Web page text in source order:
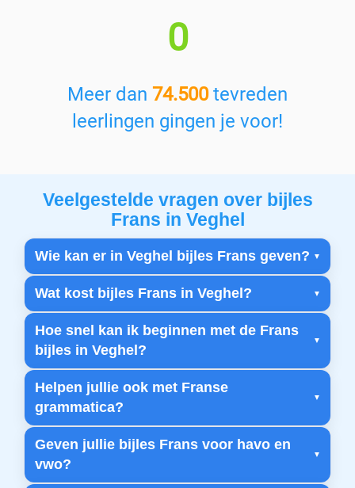
0
Meer dan 74.500tevreden
leerlingen gingen je voor!
Veelgestelde vragen over bijles
Frans in Veghel
Wie kan er in Veghel bijles Frans geven?
Wat kost bijles Frans in Veghel?
Hoe snel kan ik beginnen met de Frans
bijles in Veghel?
Helpen jullie ook met Franse
grammatica?
Geven jullie bijles Frans voor havo en
vwo?